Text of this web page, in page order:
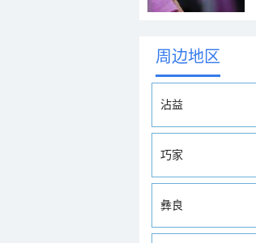
周边地区
沾益
巧家
彝良